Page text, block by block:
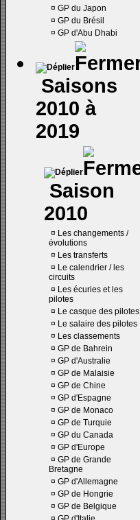
¤ GP du Japon
¤ GP du Brésil
¤ GP d'Abu Dhabi
Saisons
2010 à
2019
Saison
2010
¤ Les changements /
évolutions
¤ Les transferts
¤ Le calendrier / les
circuits
¤ Les écuries et les
pilotes
¤ Le casque des pilotes
¤ Le salaire des pilotes
¤ Les classements
¤ GP de Bahrein
¤ GP d'Australie
¤ GP de Malaisie
¤ GP de Chine
¤ GP d'Espagne
¤ GP de Monaco
¤ GP de Turquie
¤ GP du Canada
¤ GP d'Europe
¤ GP de Grande
Bretagne
¤ GP d'Allemagne
¤ GP de Hongrie
¤ GP de Belgique